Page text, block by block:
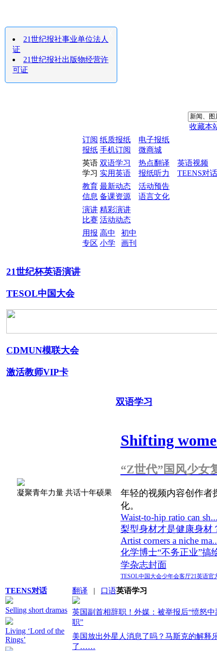
收藏本
订阅
报纸
纸质报纸
电子报纸
手机订阅
微商城
英语
学习
双语学习 热点翻译
英语视频
实用英语
报纸听力
TEENS对话
教育
信息
最新动态
活动预告
备课资源
语言文化
演讲
比赛
精彩演讲
活动动态
用报
专区
高中
初中
小学
画刊
21世纪报社事业单位法人
证
21世纪报社出版物经营许
可证
21世纪杯英语演讲
TESOL中国大会
CDMUN模联大会
激活教师VIP卡
凝聚青年力量 共话十年硕果
双语学习
Shifting
“Z世代”国风少女
年轻的视频内容创作者
化。
Waist-to-hip ratio can
梨型身材才是健康身材
Artist corners a niche
化学博士“不务正业”搞
学杂志封面
TESOL中国大会少年会客厅21英语官
TEENS对话
Selling short dramas
Living ‘Lord of the
Rings’
翻译 | 口语英语学习
英国副首相辞职！外媒：被举报后“愤怒中
职”
美国放出外星人消息了吗？马斯克的解释
了……